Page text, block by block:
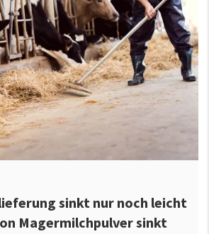
sinkt nur noch leicht
Magermilchpulver sinkt